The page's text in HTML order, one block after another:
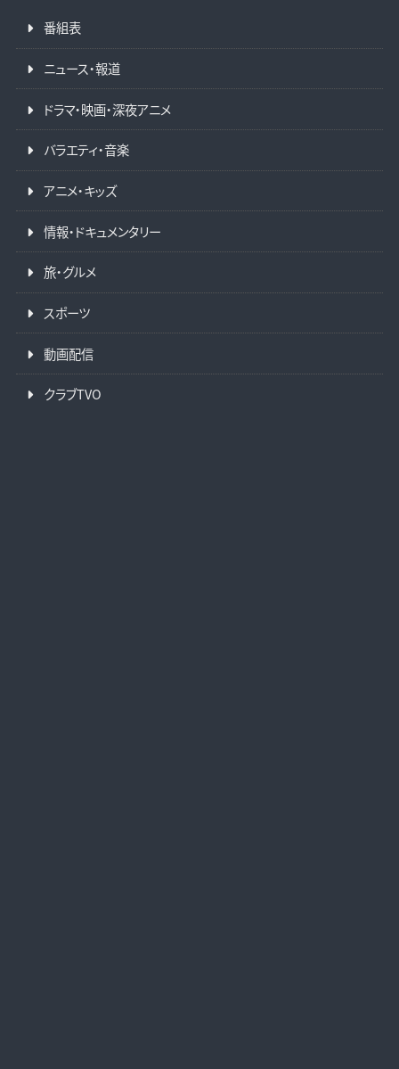
番組表
ニュース・報道
ドラマ・映画・深夜アニメ
バラエティ・音楽
アニメ・キッズ
情報・ドキュメンタリー
旅・グルメ
スポーツ
動画配信
クラブTVO